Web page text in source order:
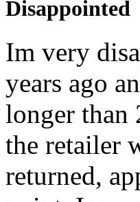
Disappointed
Im very
years ago
longer than
the retailer
returned,